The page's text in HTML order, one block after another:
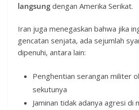
langsung dengan Amerika Serikat.
Iran juga menegaskan bahwa jika
gencatan senjata, ada sejumlah
dipenuhi, antara lain:
Penghentian serangan militer
sekutunya
Jaminan tidak adanya agresi di